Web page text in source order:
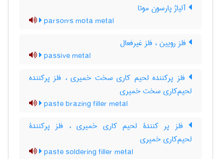
آلیاژ پارسون موتا
parson's mota metal
فلز رویین ، فلز غیرفعال
passive metal
فلز پرکننده لحیم کاری سخت خمیری ، فلز پرکننده
لحیم‌کاری سخت خمیری
paste brazing filler metal
فلز پر کنندۀ لحیم کاری خمیری ، فلز پرکنندۀ
لحیم‌کاری خمیری
paste soldering filler metal